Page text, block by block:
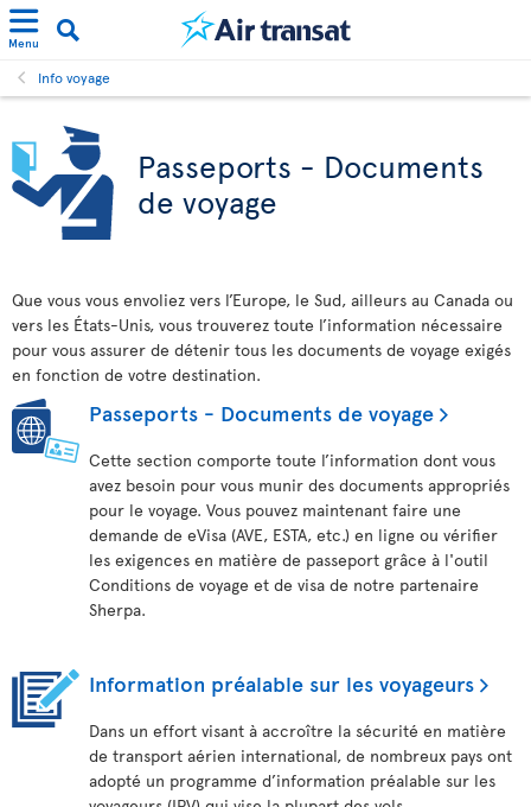
Menu
Info voyage
Passeports - Documents
de voyage
Que vous vous envoliez vers l’Europe, le Sud, ailleurs au Canada ou
vers les États-Unis, vous trouverez toute l’information nécessaire
pour vous assurer de détenir tous les documents de voyage exigés
en fonction de votre destination.
Passeports - Documents de voyage
Cette section comporte toute l’information dont vous
avez besoin pour vous munir des documents appropriés
pour le voyage. Vous pouvez maintenant faire une
demande de eVisa (AVE, ESTA, etc.) en ligne ou vérifier
les exigences en matière de passeport grâce à l'outil
Conditions de voyage et de visa de notre partenaire
Sherpa.
Information préalable sur les voyageurs
Dans un effort visant à accroître la sécurité en matière
de transport aérien international, de nombreux pays ont
adopté un programme d’information préalable sur les